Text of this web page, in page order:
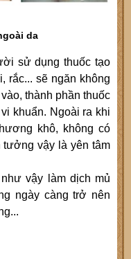
da
sử dụng thuốc tạo
rắc... sẽ ngăn không
thành phần thuốc
khuẩn. Ngoài ra khi
khô, không có
vậy là yên tâm
vậy làm dịch mủ
ngày càng trở nên